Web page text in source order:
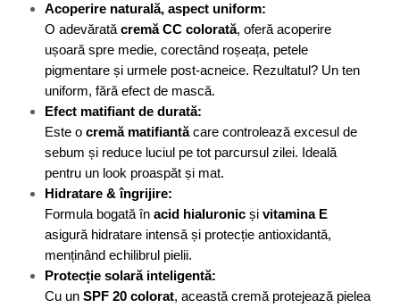
Acoperire naturală, aspect uniform:
O adevărată cremă CC colorată, oferă acoperire
ușoară spre medie, corectând roșeața, petele
pigmentare și urmele post-acneice. Rezultatul? Un ten
uniform, fără efect de mască.
Efect matifiant de durată:
Este o cremă matifiantă care controlează excesul de
sebum și reduce luciul pe tot parcursul zilei. Ideală
pentru un look proaspăt și mat.
Hidratare & îngrijire:
Formula bogată în acid hialuronic și vitamina E
asigură hidratare intensă și protecție antioxidantă,
menținând echilibrul pielii.
Protecție solară inteligentă:
Cu un SPF 20 colorat, această cremă protejează pielea